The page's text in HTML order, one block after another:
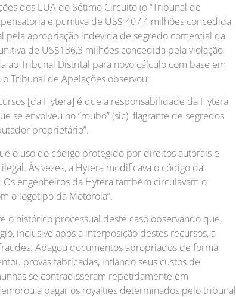
dos EUA do Sétimo Circuito (o “Tribunal de
e punitiva de US$ 407,4 milhões concedida
pela apropriação indevida de segredo comercial da
de US$136,3 milhões concedida pela violação
ao Tribunal Distrital para novo cálculo com base em
Tribunal de Apelações observou:
[da Hytera] é que a responsabilidade da Hytera
se envolveu no “roubo” (sic) flagrante de segredos
proprietário”.
o uso do código protegido por direitos autorais e
Às vezes, a Hytera modificava o código da
engenheiros da Hytera também circulavam o
o logotipo da Motorola”.
o histórico processual deste caso observando que,
inclusive após a interposição destes recursos, a
Apagou documentos apropriados de forma
provas fabricadas, inflando seus custos de
se contradisseram repetidamente em
a pagar os royalties determinados pelo tribunal